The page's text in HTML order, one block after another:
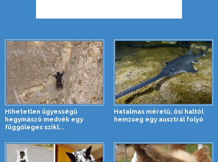
Hihetetlen ügyességű
hegymászó medvék egy
függőleges szikl...
Hatalmas méretű, ősi haltól
hemzseg egy ausztrál folyó